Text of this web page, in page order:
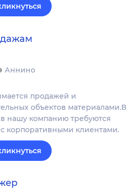
Аннино
продажей и
объектов материалами.В
нашу компанию требуются
корпоративными клиентами.